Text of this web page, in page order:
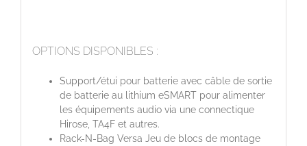
OPTIONS DISPONIBLES :
Support/étui pour batterie avec câble de sortie
de batterie au lithium eSMART pour alimenter
les équipements audio via une connectique
Hirose, TA4F et autres.
Rack-N-Bag Versa Jeu de blocs de montage